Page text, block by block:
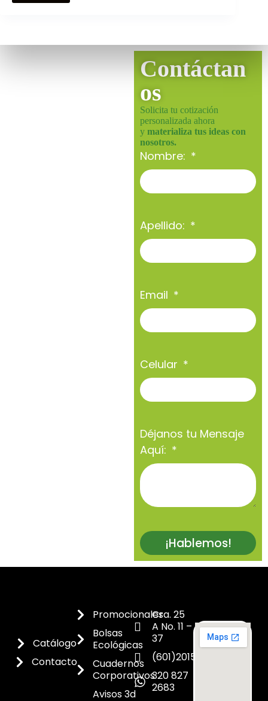
Contáctan
os
Solicita tu cotización
personalizada ahora
y materializa tus ideas con
nosotros.
Nombre:
Apellido:
Email
Celular
Déjanos tu Mensaje
Aquí:
¡Hablemos!
Catálogo
Contacto
Promocionales
Bolsas
Ecológicas
Cuadernos
Corporativos
Avisos 3d
Cra. 25
A No. 11 –
37
(601)2015300
320 827
2683